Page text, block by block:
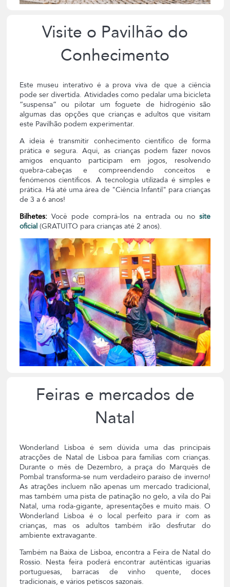
Visite o Pavilhão do
Conhecimento
Este museu interativo é a prova viva de que a ciência
pode ser divertida. Atividades como pedalar uma bicicleta
“suspensa” ou pilotar um foguete de hidrogénio são
algumas das opções que crianças e adultos que visitam
este Pavilhão podem experimentar.
A ideia é transmitir conhecimento científico de forma
prática e segura. Aqui, as crianças podem fazer novos
amigos enquanto participam em jogos, resolvendo
quebra-cabeças e compreendendo conceitos e
fenómenos científicos. A tecnologia utilizada é simples e
prática. Há até uma área de "Ciência Infantil" para crianças
de 3 a 6 anos!
Bilhetes: Você pode comprá-los na entrada ou nosite
oficial(GRATUITO para crianças até 2 anos).
Feiras e mercados de
Natal
Wonderland Lisboa é sem dúvida uma das principais
atracções de Natal de Lisboa para famílias com crianças.
Durante o mês de Dezembro, a praça do Marquês de
Pombal transforma-se num verdadeiro paraíso de inverno!
As atrações incluem não apenas um mercado tradicional,
mas também uma pista de patinação no gelo, a vila do Pai
Natal, uma roda-gigante, apresentações e muito mais. O
Wonderland Lisboa é o local perfeito para ir com as
crianças, mas os adultos também irão desfrutar do
ambiente extravagante.
Também na Baixa de Lisboa, encontra a Feira de Natal do
Rossio. Nesta feira poderá encontrar autênticas iguarias
portuguesas, barracas de vinho quente, doces
tradicionais, e vários petiscos sazonais.